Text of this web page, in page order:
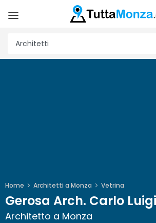
Home Architetti a Monza Vetrina
Gerosa Arch. Carlo Luigi
Architetto a Monza